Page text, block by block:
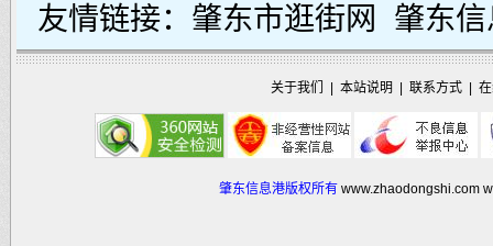
友情链接： 肇东市逛街网 肇东
关于我们 本站说明 联系方式|
肇东信息港版权所有 www.zhaodongshi.com